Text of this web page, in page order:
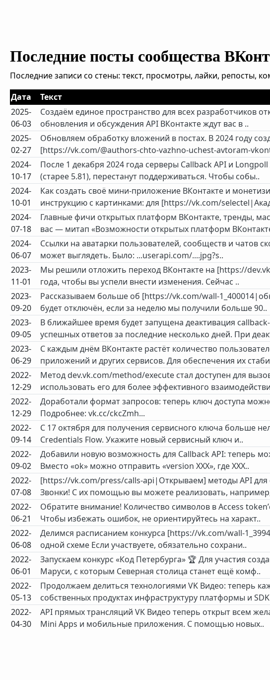
Последние посты сообщества
Последние записи со стены: текст, просмотры, лайки, репосты,
Дата
Текст
2025-
06-03
Создаём единое пространство для всех разработчиков
обновления и обсуждения API ВКонтакте ждут вас в ..
2025-
02-27
Обновляем обработку вложений в постах. В 2024 году
[https://vk.com/@authors-chto-vazhno-uchest-avtoram-
2024-
10-17
После 1 декабря 2024 года серверы Callback API и
(старее 5.81), перестанут поддерживаться. Чтобы собы..
2024-
10-01
Как создать своё мини-приложение ВКонтакте и
инструкцию с картинками: для [https://vk.com/
2024-
07-18
Главные фичи открытых платформ ВКонтакте, тренды,
вас — митап «Возможности открытых платформ
2024-
06-07
Ссылки на аватарки пользователей, сообществ и чатов
может выглядеть. Было: ...userapi.com/....jpg?s..
2023-
11-01
Мы решили отложить переход ВКонтакте на [https://
года, чтобы вы успели внести изменения. Сейчас ..
2023-
09-20
Рассказываем больше об [https://vk.com/wall-
будет отключён, если за неделю мы получили больше 90..
2023-
09-05
В ближайшее время будет запущена деактивация
успешных ответов за последние несколько дней. При
2023-
06-29
С каждым днём ВКонтакте растёт количество
приложений и других сервисов. Для обеспечения их
2022-
12-29
Метод dev.vk.com/method/execute стал доступен для
использовать его для более эффективного
2022-
12-29
Доработали формат запросов: теперь ключ доступа
Подробнее: vk.cc/ckcZmh...
2022-
09-14
C 17 октября для получения сервисного ключа больше
Credentials Flow. Укажите новый сервисный ключ и..
2022-
09-02
Добавили новую возможность для Callback API: теперь
Вместо «ok» можно отправить «version XXX», где XXX..
2022-
07-08
[https://vk.com/press/calls-api|Открываем] методы API для
Звонки! С их помощью вы можете реализовать,
2022-
06-21
Обратите внимание! Количество символов в Access
Чтобы избежать ошибок, не ориентируйтесь на характ..
2022-
06-08
Делимся расписанием конкурса [https://vk.com/wall-
одной схеме Если участвуете, обязательно сохрани..
2022-
06-01
Запускаем конкурс «Код Петербурга» 🏆 Для участия
Маруси, с которым Северная столица станет ещё комф..
2022-
05-13
Продолжаем делиться технологиями VK Видео: теперь
собственных продуктах инфраструктуру платформы и
2022-
04-30
API прямых трансляций VK Видео теперь открыт всем
Mini Apps и мобильные приложения. С помощью новых..